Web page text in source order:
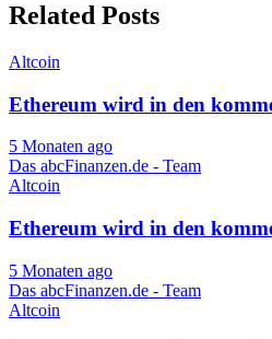
Related Posts
Altcoin
Ethereum wird in den
5 Monaten ago
Das abcFinanzen.de - Team
Altcoin
Ethereum wird in den
5 Monaten ago
Das abcFinanzen.de - Team
Altcoin